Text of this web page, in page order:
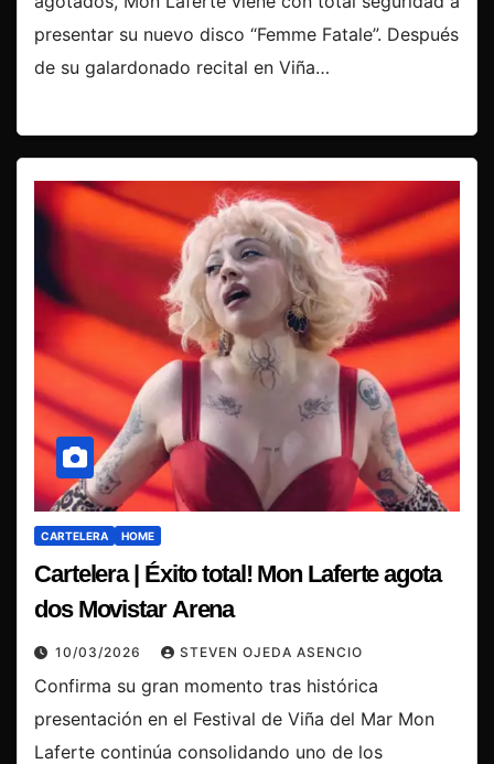
presentar su nuevo disco “Femme Fatale”. Después
de su galardonado recital en Viña…
CARTELERA HOME
Cartelera | Éxito total! Mon Laferte agota
dos Movistar Arena
10/03/2026 STEVEN OJEDA ASENCIO
Confirma su gran momento tras histórica
presentación en el Festival de Viña del Mar Mon
Laferte continúa consolidando uno de los